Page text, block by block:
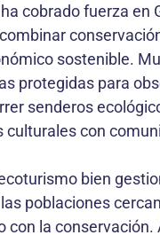
cobrado fuerza en
sostenible.
protegidas para
senderos
culturales con
bien
poblaciones
con la conservación.